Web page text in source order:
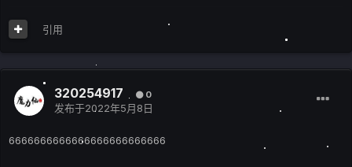
引用
320254917 0
发布于2022年5月8日
6666666666666666666666666